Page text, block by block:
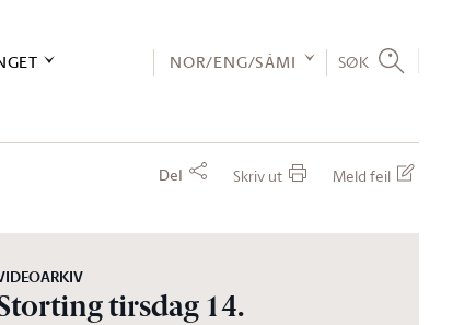
NOR/ENG/SÁMI SØK
Del Skriv ut Meld feil
tirsdag 14.